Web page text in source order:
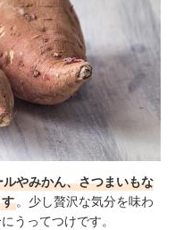
やみかん、さつまいもな
。少し贅沢な気分を味わ
うってつけです。